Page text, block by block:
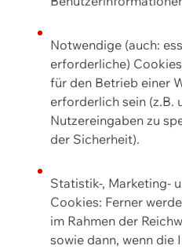
Notwendige (auch:
erforderliche)
für den Betrieb einer
erforderlich sein (z.B.
Nutzereingaben zu
der Sicherheit).
Statistik-, Marketing-
Cookies: Ferner
im Rahmen der
sowie dann, wenn die